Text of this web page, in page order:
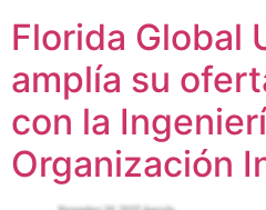
Florida Global
amplía su
con la
Organización